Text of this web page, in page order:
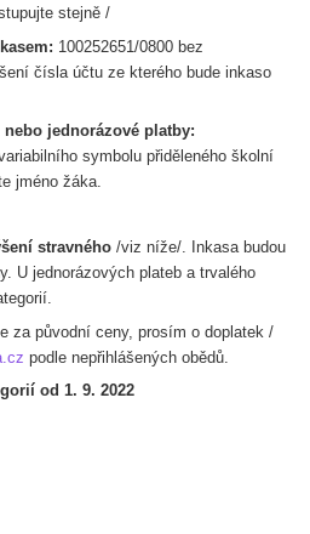
stejně /
100252651/0800 bez
čísla účtu ze kterého bude inkaso
jednorázové platby:
symbolu přiděleného školní
jméno žáka.
stravného/viz níže/. Inkasa budou
U jednorázových plateb a trvalého
za původní ceny, prosím o doplatek /
podle nepřihlášených obědů.
od 1. 9. 2022